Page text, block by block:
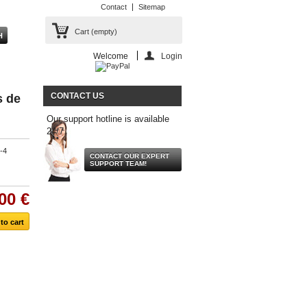
Contact Sitemap
Cart (empty)
Welcome
Login
de
4
€
CONTACT US
Our support hotline is available
24/7.
CONTACT OUR EXPERT
SUPPORT TEAM!